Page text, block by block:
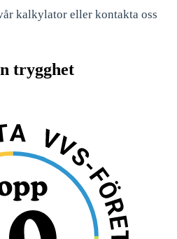
kalkylator eller kontakta oss
trygghet